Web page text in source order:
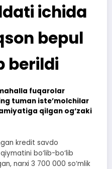
ichida
bepul
berildi
fuqarolar
tuman iste’molchilar
qilgan og‘zaki
kredit savdo
bo‘lib-bo‘lib
narxi 3 700 000 so‘mlik